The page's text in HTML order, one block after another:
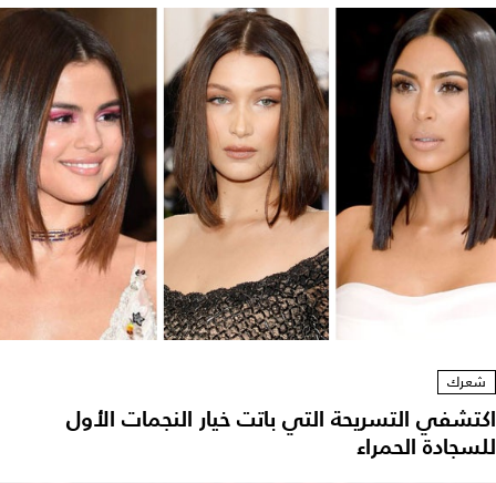
شعرك
اكتشفي التسريحة التي باتت خيار النجمات الأول
للسجادة الحمراء